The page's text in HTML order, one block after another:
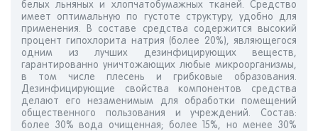
белых льняных и хлопчатобумажных тканей. Средство
имеет оптимальную по густоте структуру, удобно для
применения. В составе средства содержится высокий
процент гипохлорита натрия (более 20%), являющегося
одним из лучших дезинфицирующих веществ,
гарантированно уничтожающих любые микроорганизмы,
в том числе плесень и грибковые образования.
Дезинфицирующие свойства компонентов средства
делают его незаменимым для обработки помещений
общественного пользования и учреждений. Состав:
более 30% вода очищенная; более 15%, но менее 30%